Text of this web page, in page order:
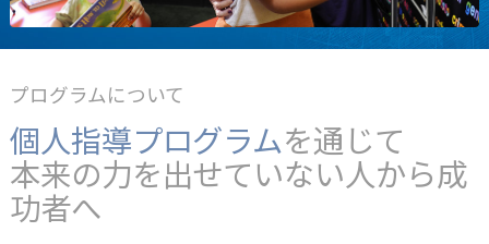
プログラムについて
個人指導プログラムを通じて
本来の力を出せていない人から成
功者へ